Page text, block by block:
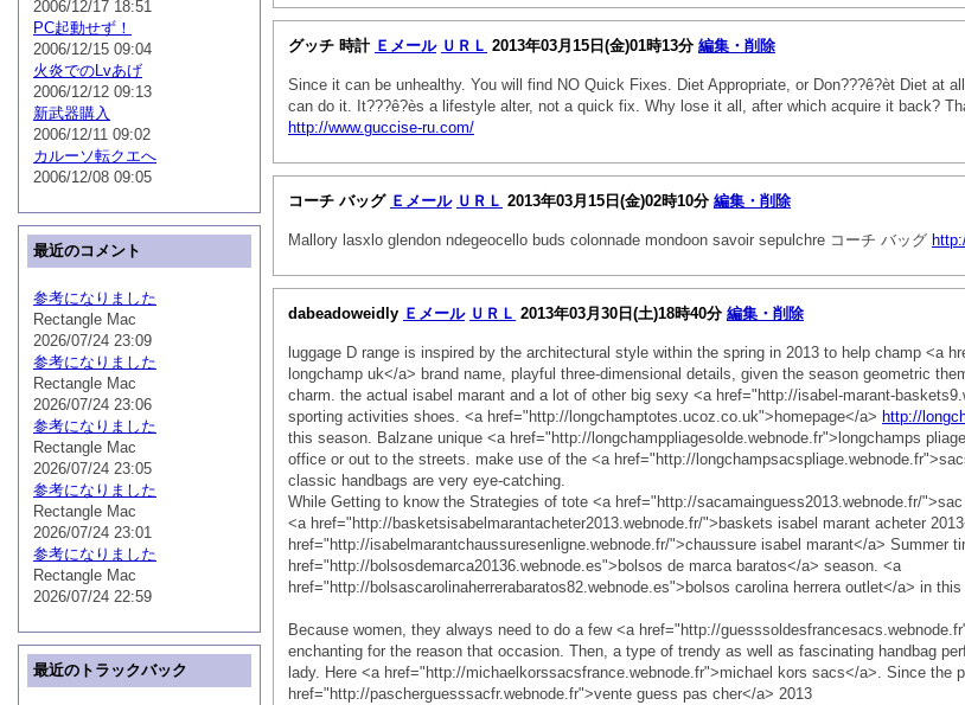
グッチ 時計 Ｅメール ＵＲＬ 2013年03月15日(金)01時13分 編集・削除
Since it can be unhealthy. You will find NO Quick Fixes. Diet Appropriate, or Don???ê?èt Diet at
can do it. It???ê?ès a lifestyle alter, not a quick fix. Why lose it all, after which acquire it back?
http://www.guccise-ru.com/
コーチ バッグ Ｅメール ＵＲＬ 2013年03月15日(金)02時10分 編集・削除
Mallory lasxlo glendon ndegeocello buds colonnade mondoon savoir sepulchre コーチ バッグ
dabeadoweidly Ｅメール ＵＲＬ 2013年03月30日(土)18時40分 編集・削除
luggage D range is inspired by the architectural style within the spring in 2013 to help champ <a
longchamp uk</a> brand name, playful three-dimensional details, given the season geometric
charm. the actual isabel marant and a lot of other big sexy <a href="http://isabel-marant-
sporting activities shoes. <a href="http://longchamptotes.ucoz.co.uk">homepage</a> http://
this season. Balzane unique <a href="http://longchamppliagesolde.webnode.fr">longchamps
office or out to the streets. make use of the <a href="http://
classic handbags are very eye-catching.
While Getting to know the Strategies of tote <a href="http://sacamainguess2013.webnode.fr/
<a href="http://basketsisabelmarantacheter2013.webnode.fr/">baskets isabel marant acheter
href="http://isabelmarantchaussuresenligne.webnode.fr/">chaussure isabel marant</a> Summer
href="http://bolsosdemarca20136.webnode.es">bolsos de marca baratos</a> season. <a
href="http://bolsascarolinaherrerabaratos82.webnode.es">bolsos carolina herrera outlet</a> in this
Because women, they always need to do a few <a href="http://
enchanting for the reason that occasion. Then, a type of trendy as well as fascinating handbag
lady. Here <a href="http://michaelkorssacsfrance.webnode.fr">michael kors sacs</a>. Since the
href="http://pascherguesssacfr.webnode.fr">vente guess pas cher</a> 2013
2006/12/17 18:51
PC起動せず！
2006/12/15 09:04
火炎でのLvあげ
2006/12/12 09:13
新武器購入
2006/12/11 09:02
カルーソ転クエへ
2006/12/08 09:05
最近のコメント
参考になりました
Rectangle Mac
2026/07/24 23:09
参考になりました
Rectangle Mac
2026/07/24 23:06
参考になりました
Rectangle Mac
2026/07/24 23:05
参考になりました
Rectangle Mac
2026/07/24 23:01
参考になりました
Rectangle Mac
2026/07/24 22:59
最近のトラックバック